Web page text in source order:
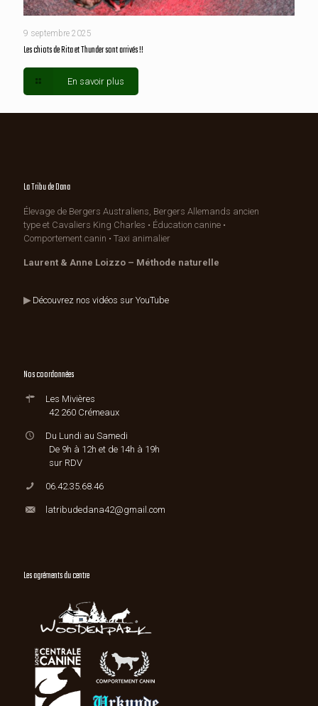
9 septembre 2025
Les chiots de Rita et Thunder sont arrivés !!
En savoir plus
La Tribu de Dana
Élevage de Bergers Australiens, Bergers Allemands ancien
type et Cavaliers King Charles • Éducation canine •
Comportement canin • Taxi animalier
Laurent & Anne Loizzo – Méthode naturelle
▶ Découvrez nos vidéos sur YouTube
Nos coordonnées
Les Mivières
42 260 Crémeaux
Du Lundi au Samedi
De 9h à 12h et de 14h à 19h
sur RDV
06.42.35.68.46
latribudedana42@gmail.com
Les agréments du centre